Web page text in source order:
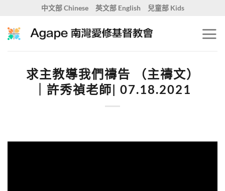
content
中文部 Chinese 英文部 English 兒童部 Kids
求主教導我們禱告 （主禱文）
｜許秀禎老師| 07.18.2021